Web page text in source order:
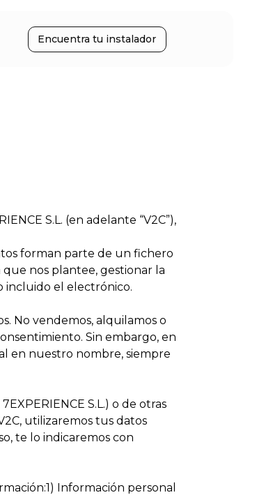
Encuentra tu instalador
S.L. (en adelante “V2C”),
forman parte de un fichero
que nos plantee, gestionar la
incluido el electrónico.
No vendemos, alquilamos o
Sin embargo, en
en nuestro nombre, siempre
S.L.) o de otras
utilizaremos tus datos
te lo indicaremos con
Información personal